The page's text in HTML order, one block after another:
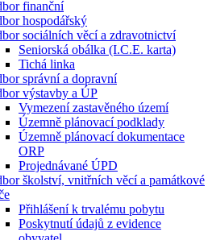
finanční
hospodářský
sociálních věcí a zdravotnictví
Seniorská obálka (I.C.E. karta)
Tichá linka
správní a dopravní
výstavby a ÚP
Vymezení zastavěného území
Územně plánovací podklady
Územně plánovací dokumentace
ORP
Projednávané ÚPD
školství, vnitřních věcí a památkové
Přihlášení k trvalému pobytu
Poskytnutí údajů z evidence